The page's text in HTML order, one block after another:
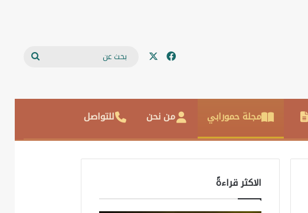
فيسبوك
مجلة حمورابي من نحن للتواصل
الاكثر قراءةً